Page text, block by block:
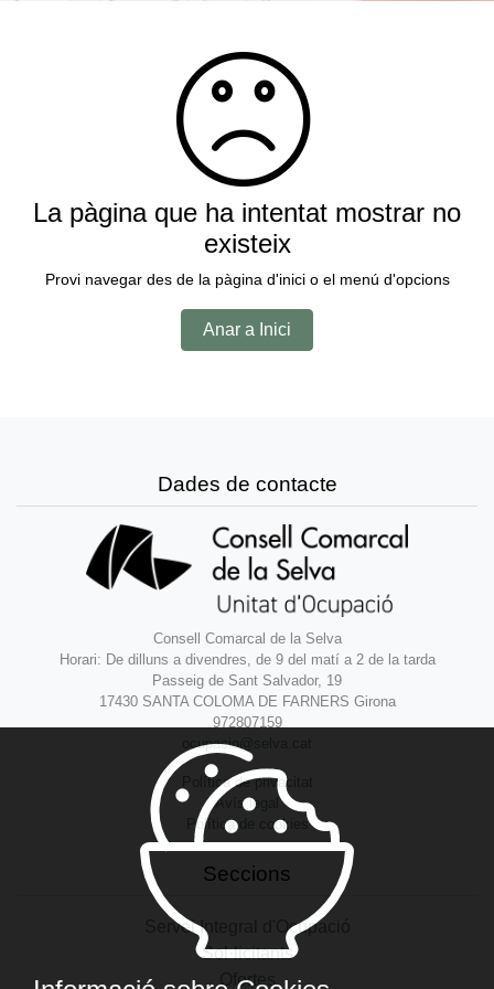
La pàgina que ha intentat mostrar no
existeix
Provi navegar des de la pàgina d'inici o el menú d'opcions
Anar a Inici
Dades de contacte
Consell Comarcal de la Selva
Horari: De dilluns a divendres, de 9 del matí a 2 de la tarda
Passeig de Sant Salvador, 19
17430 SANTA COLOMA DE FARNERS Girona
972807159
ocupacio@selva.cat
Política de privacitat
Avís legal
Política de cookies
Seccions
Servei Integral d'Ocupació
Sol·licitants
Ofertes